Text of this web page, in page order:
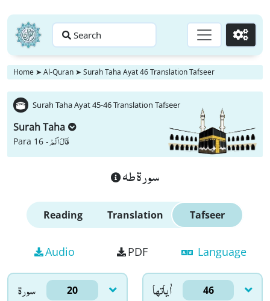
Search Go
Home ➤ Al-Quran ➤ Surah Taha Ayat 46 Translation Tafseer
Surah Taha Ayat 45-46 Translation Tafseer
Surah Taha
Para 16 -قَالَ اَلَمْ
سورة طه
Reading Translation Tafseer
Audio PDF Language
سورۃ 20 اٰياتها 46